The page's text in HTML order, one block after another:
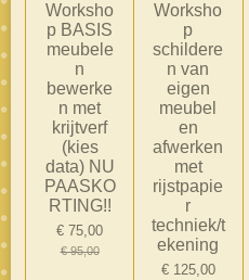
Worksho
p BASIS
meubele
n
bewerke
n met
krijtverf
(kies
data) NU
PAASKO
RTING!!
€ 75,00
€ 95,00
Worksho
p
schildere
n van
eigen
meubel
en
afwerken
met
rijstpapie
r
techniek/t
ekening
€ 125,00